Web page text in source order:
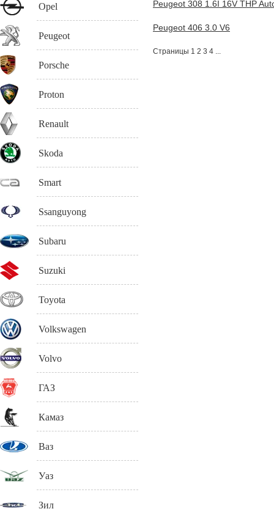
Peugeot 308 1.6I 16V THP
Peugeot 406 3.0 V6
Страницы 1 2 3 4 ...
Opel
Peugeot
Porsche
Proton
Renault
Skoda
Smart
Ssanguyong
Subaru
Suzuki
Toyota
Volkswagen
Volvo
ГАЗ
Камаз
Ваз
Уаз
Зил